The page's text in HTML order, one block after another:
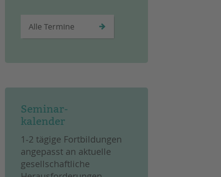
Datenschutz
Alle Termine
Seminar-
kalender
1-2 tägige Fortbildungen
angepasst an aktuelle
gesellschaftliche